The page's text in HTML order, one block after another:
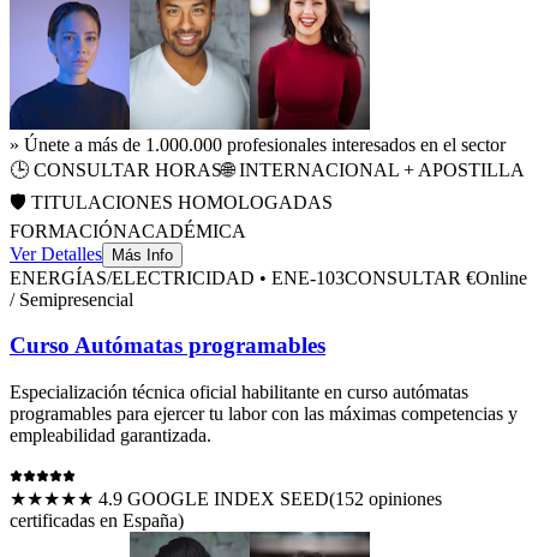
» Únete a más de 1.000.000 profesionales interesados en el sector
🕒 CONSULTAR HORAS🌐 INTERNACIONAL + APOSTILLA
🛡️ TITULACIONES HOMOLOGADAS
FORMACIÓNACADÉMICA
Ver Detalles Más Info
ENERGÍAS/ELECTRICIDAD • ENE-103CONSULTAR €Online
/ Semipresencial
Curso Autómatas programables
Especialización técnica oficial habilitante en curso autómatas
programables para ejercer tu labor con las máximas competencias y
empleabilidad garantizada.
★★★★★ 4.9 GOOGLE INDEX SEED(152 opiniones
certificadas en España)